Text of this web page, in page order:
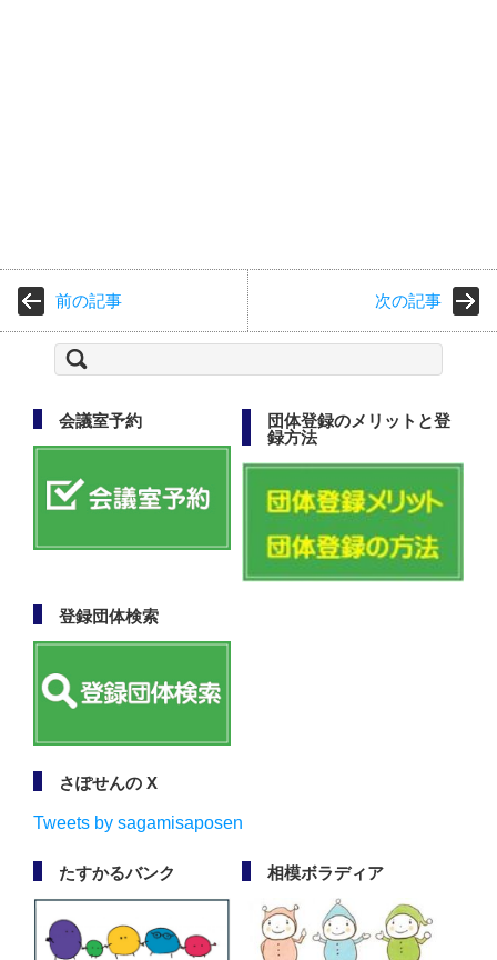
前の記事 次の記事
検
索:
会議室予約
団体登録のメリットと登
録方法
登録団体検索
さぽせんの X
Tweets by sagamisaposen
たすかるバンク 相模ボラディア